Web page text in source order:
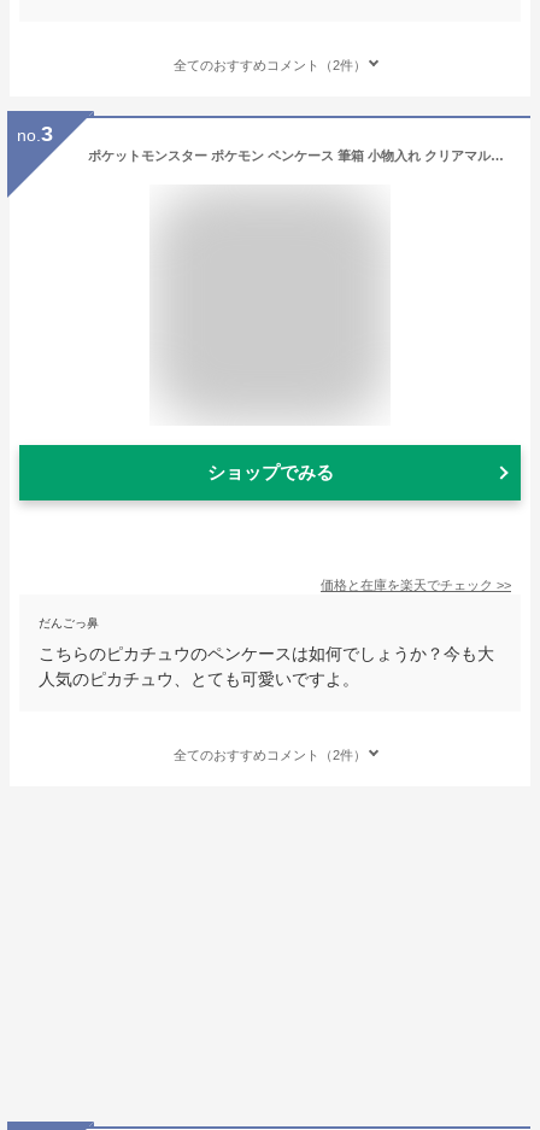
全てのおすすめコメント（2件）
no. 3
ポケットモンスター ポケモン ペンケース 筆箱 小物入れ クリアマルチケース Lサイズ レディース 女子 女の子 透明 クリア PVC メンズ 男子 男の子 大人 高校生 中学生 ブランド キャラクター おしゃれ かわいい 可愛い シンプル 人気 洗える
ショップでみる
価格と在庫を楽天でチェック >>
だんごっ鼻
こちらのピカチュウのペンケースは如何でしょうか？今も大
人気のピカチュウ、とても可愛いですよ。
全てのおすすめコメント（2件）